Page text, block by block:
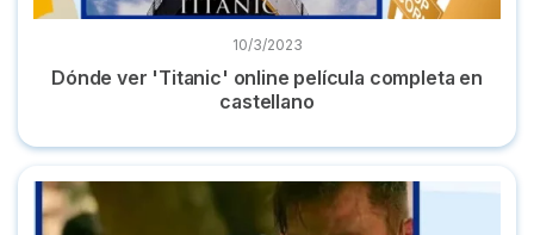
10/3/2023
Dónde ver 'Titanic' online película completa en
castellano
Las mejores películas de acción y dónde verlas online 2022